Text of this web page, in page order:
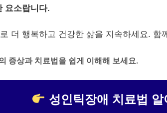
요소랍니다.
더 행복하고 건강한 삶을 지속하세요. 함
증상과 치료법을 쉽게 이해해 보세요.
성인틱장애 치료법 알